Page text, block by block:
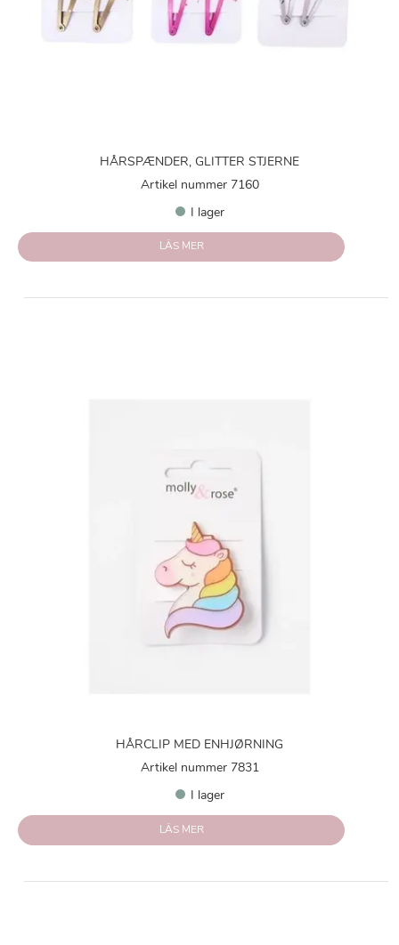
HÅRSPÆNDER, GLITTER STJERNE
Artikel nummer 7160
I lager
LÄS MER
HÅRCLIP MED ENHJØRNING
Artikel nummer 7831
I lager
LÄS MER